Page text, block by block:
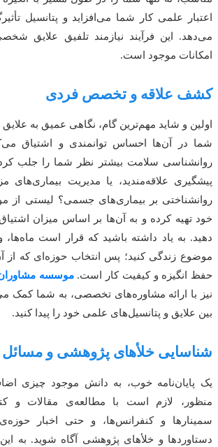
اعتبار علمی کار شما می‌افزاید و پتانسیل
می‌دهد. این فرآیند نیازمند تلفیق علایق
امکانات موجود است.
کشف علاقه و تخصص فردی
اولین و شاید مهم‌ترین گام، نگاهی عمیق به
شما در آن‌ها احساس توانمندی و اشتیاق
روانشناسی سلامت بیشتر نظر شما را جلب
پیشگیری علاقه‌مندید، یا مدیریت بیماری‌های
روانشناختی بر بیماری‌های جسمی؟ لیستی از
خود تهیه کرده و به آن‌ها بر اساس میزان
دهید. به یاد داشته باشید که قرار است ماه‌ها،
موضوع زندگی کنید؛ پس انتخاب حوزه‌ای که از
حفظ انگیزه و کیفیت کار است.موسسه
نیز با ارائه مشاوره‌های تخصصی، به شما کمک
بین علایق و پتانسیل‌های علمی خود را پیدا کنید.
شناسایی خلأهای پژوهشی و مسائل
یک پایان‌نامه خوب، به دانش موجود چیزی
منظور، لازم است با مطالعه‌ی مقالات و
سمینارها و کنفرانس‌ها، و حتی اخبار
دستاوردها و خلأهای پژوهشی آگاه شوید. به